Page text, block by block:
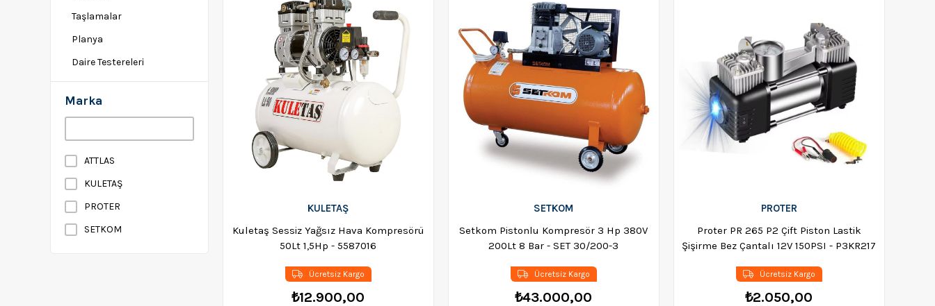
Taşlamalar
Planya
Daire Testereleri
Polisaj Makinaları
Somun Sıkma
Mermer-Profil Kesme
Makinaları
Dijital Ölçü Aletleri
Sıcak Hava Tabancaları
Titreşimli Zımpara
Marka
ATTLAS
KULETAŞ
PROTER
SETKOM
KULETAŞ
Kuletaş Sessiz Yağsız Hava Kompresörü
50Lt 1,5Hp - 5587016
₺12.900,00
Ücretsiz Kargo
SETKOM
Setkom Pistonlu Kompresör 3 Hp 380V
200Lt 8 Bar - SET 30/200-3
₺43.000,00
Ücretsiz Kargo
PROTER
Proter PR 265 P2 Çift Piston Lastik
Şişirme Bez Çantalı 12V 150PSI - P3KR217
₺2.050,00
Ücretsiz Kargo